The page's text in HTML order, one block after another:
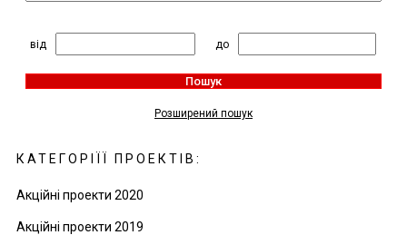
від
до
Пошук
Розширений пошук
КАТЕГОРІЇЇ ПРОЕКТІВ:
Акційні проекти 2020
Акційні проекти 2019